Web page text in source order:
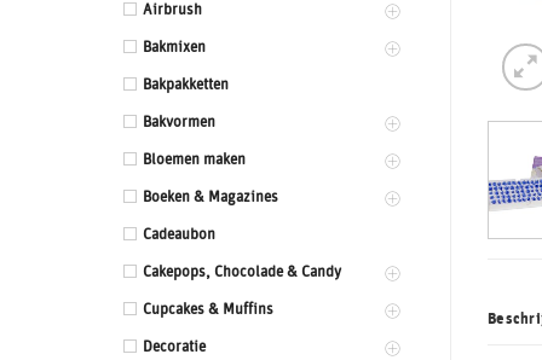
Airbrush
Bakmixen
Bakpakketten
Bakvormen
Bloemen maken
Boeken & Magazines
Cadeaubon
Cakepops, Chocolade & Candy
Cupcakes & Muffins
Decoratie